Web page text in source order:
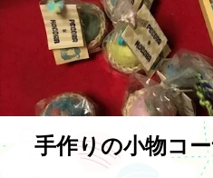
手作りの小物コ